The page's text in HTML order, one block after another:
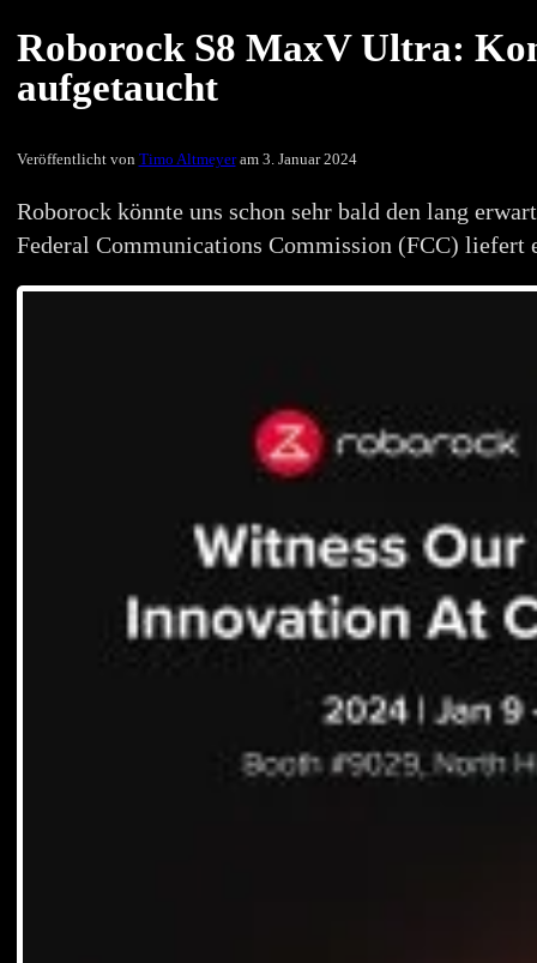
Roborock S8 MaxV Ultra:
aufgetaucht
Veröffentlicht von Timo Altmeyeram 3. Januar 2024
Roborock könnte uns schon sehr bald den lang
Federal Communications Commission (FCC) liefert